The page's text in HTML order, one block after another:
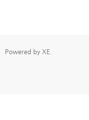
Powered by XE